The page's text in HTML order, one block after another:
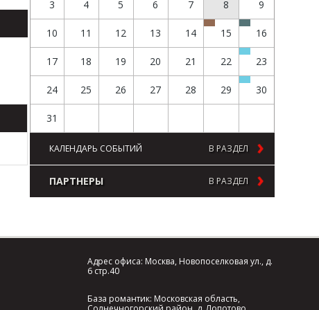
3 4 5 6 7 8 9
10 11 12 13 14 15 16
17 18 19 20 21 22 23
24 25 26 27 28 29 30
31
КАЛЕНДАРЬ СОБЫТИЙ В РАЗДЕЛ
ПАРТНЕРЫ В РАЗДЕЛ
Адрес офиса: Москва, Новопоселковая ул., д.
6 стр.40
База романтик: Московская область,